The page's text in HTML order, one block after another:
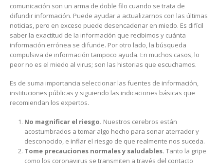
comunicación son un arma de doble filo cuando se trata de
difundir información. Puede ayudar a actualizarnos con las últimas
noticias, pero en exceso puede desencadenar en miedo. Es difícil
saber la exactitud de la información que recibimos y cuánta
información errónea se difunde. Por otro lado, la búsqueda
compulsiva de información tampoco ayuda. En muchos casos, lo
peor no es el miedo al virus; son las historias que escuchamos.
Es de suma importancia seleccionar las fuentes de información,
instituciones públicas y siguiendo las indicaciones básicas que
recomiendan los expertos.
No magnificar el riesgo. Nuestros cerebros están
acostumbrados a tomar algo hecho para sonar aterrador y
desconocido, e inflar el riesgo de que realmente nos suceda.
Tome precauciones normales y saludables. Tanto la gripe
como los coronavirus se transmiten a través del contacto